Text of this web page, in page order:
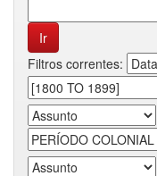
Filtros correntes: